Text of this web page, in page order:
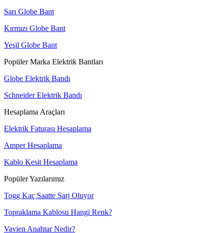
Sarı Globe Bant
Kırmızı Globe Bant
Yeşil Globe Bant
Popüler Marka Elektrik Bantları
Globe Elektrik Bandı
Schneider Elektrik Bandı
Hesaplama Araçları
Elektrik Faturası Hesaplama
Amper Hesaplama
Kablo Kesit Hesaplama
Popüler Yazılarımız
Togg Kaç Saatte Sarj Oluyor
Topraklama Kablosu Hangi Renk?
Vavien Anahtar Nedir?